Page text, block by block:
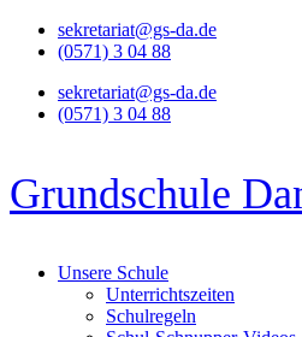
sekretariat@gs-da.de
(0571) 3 04 88
sekretariat@gs-da.de
(0571) 3 04 88
Grundschule
Unsere Schule
Unterrichtszeiten
Schulregeln